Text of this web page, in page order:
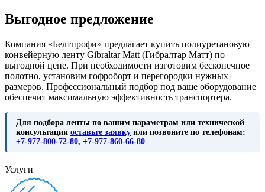
Выгодное предложение
Компания «Белтпрофи» предлагает купить полиуретановую
конвейерную ленту Gibraltar Matt (Гибралтар Матт) по
выгодной цене. При необходимости изготовим бесконечное
полотно, установим гофроборт и перегородки нужных
размеров. Профессиональный подбор под ваше оборудование
обеспечит максимальную эффективность транспортера.
Для подбора ленты по вашим параметрам или технической
консультации оставьте заявку или позвоните по телефонам:
+7-977-800-72-80, +7-977-860-66-80
Услуги